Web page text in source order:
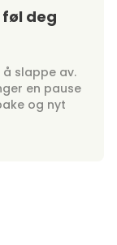
deg
slappe av.
en pause
og nyt